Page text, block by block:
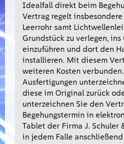
Idealfall direkt beim
Vertrag regelt
Leerrohr samt
Grundstück zu verlegen, ins
einzuführen und dort den
installieren. Mit diesem
weiteren Kosten
Ausfertigungen
diese im Original zurück
unterzeichnen Sie den
Begehungstermin in
Tablet der Firma J. Schuler
in jedem Falle